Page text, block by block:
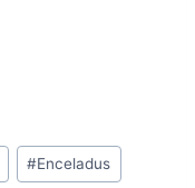
#Enceladus